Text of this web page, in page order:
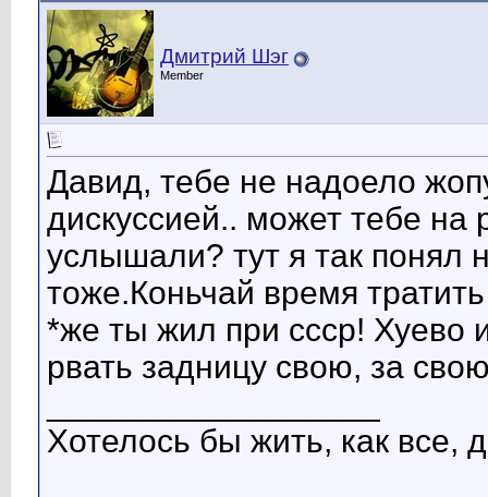
Дмитрий Шэг
Member
Давид, тебе не надоело
дискуссией.. может тебе
услышали? тут я так понял
тоже.Коньчай время
*же ты жил при ссср! Хуево
рвать задницу свою, за
Хотелось бы жить, как все,